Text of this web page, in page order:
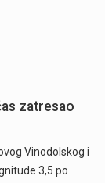
zatresao
Vinodolskog i
3,5 po